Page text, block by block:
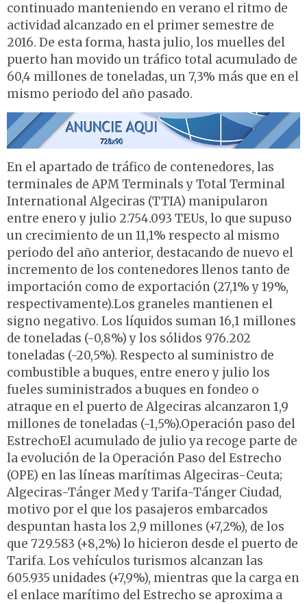
continuado manteniendo en verano el ritmo de
actividad alcanzado en el primer semestre de
2016. De esta forma, hasta julio, los muelles del
puerto han movido un tráfico total acumulado de
60,4 millones de toneladas, un 7,3% más que en el
mismo periodo del año pasado.
En el apartado de tráfico de contenedores, las
terminales de APM Terminals y Total Terminal
International Algeciras (TTIA) manipularon
entre enero y julio 2.754.093 TEUs, lo que supuso
un crecimiento de un 11,1% respecto al mismo
periodo del año anterior, destacando de nuevo el
incremento de los contenedores llenos tanto de
importación como de exportación (27,1% y 19%,
respectivamente).Los graneles mantienen el
signo negativo. Los líquidos suman 16,1 millones
de toneladas (-0,8%) y los sólidos 976.202
toneladas (-20,5%). Respecto al suministro de
combustible a buques, entre enero y julio los
fueles suministrados a buques en fondeo o
atraque en el puerto de Algeciras alcanzaron 1,9
millones de toneladas (-1,5%).Operación paso del
EstrechoEl acumulado de julio ya recoge parte de
la evolución de la Operación Paso del Estrecho
(OPE) en las líneas marítimas Algeciras-Ceuta;
Algeciras-Tánger Med y Tarifa-Tánger Ciudad,
motivo por el que los pasajeros embarcados
despuntan hasta los 2,9 millones (+7,2%), de los
que 729.583 (+8,2%) lo hicieron desde el puerto de
Tarifa. Los vehículos turismos alcanzan las
605.935 unidades (+7,9%), mientras que la carga en
el enlace marítimo del Estrecho se aproxima a